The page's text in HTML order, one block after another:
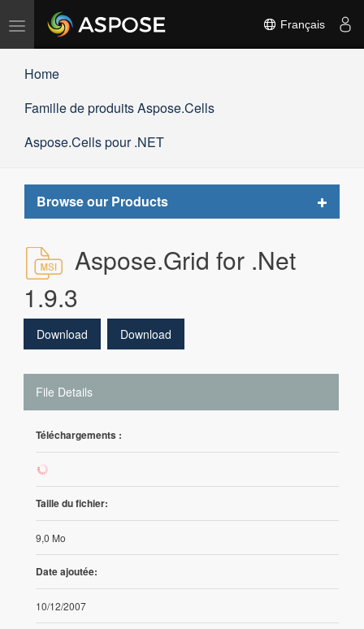
Basculer
Français
Home
Famille de produits Aspose.Cells
Aspose.Cells pour .NET
Browse our Products
Toggle
Aspose.Grid for .Net
1.9.3
Download Download
File Details
Téléchargements :
505
Taille du fichier:
9,0 Mo
Date ajoutée:
10/12/2007